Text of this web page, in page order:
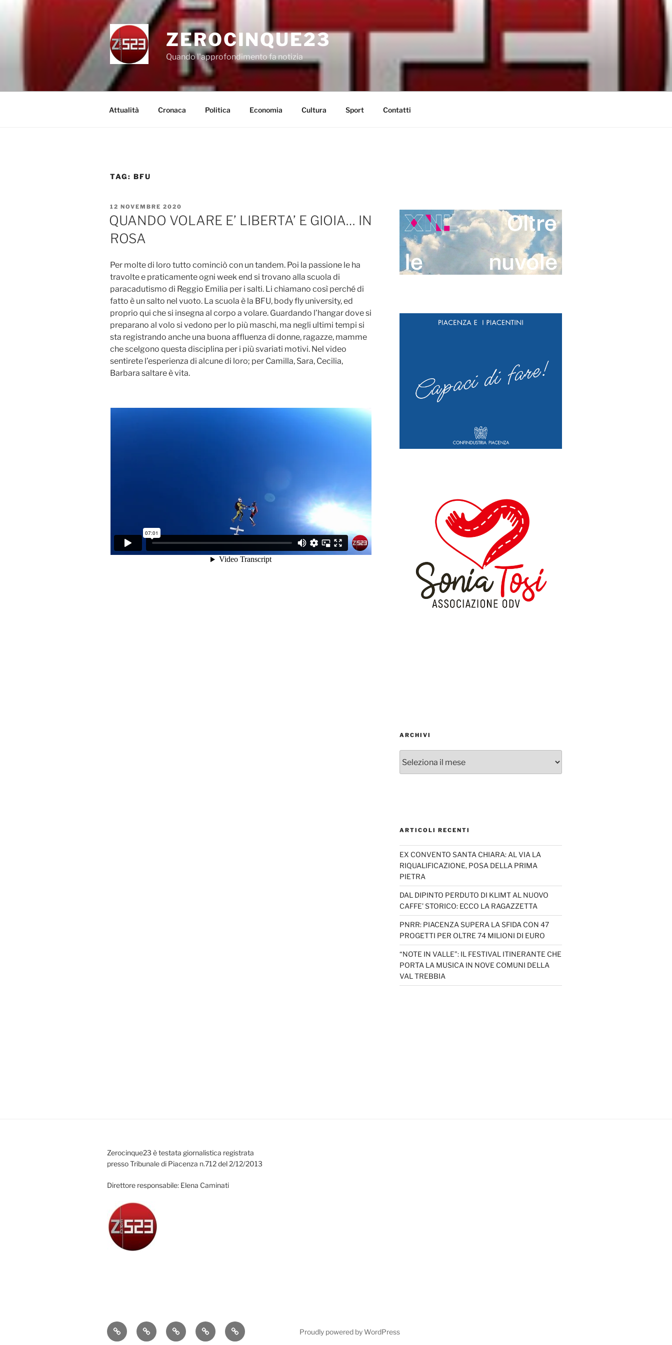
ZEROCINQUE23
Quando l'approfondimento fa notizia
Attualità Cronaca Politica Economia Cultura Sport Contatti
TAG: BFU
PUBBLICATO
IL
12 NOVEMBRE 2020
QUANDO VOLARE E’ LIBERTA’ E GIOIA… IN
ROSA
Per molte di loro tutto cominciò con un tandem. Poi la passione le ha
travolte e praticamente ogni week end si trovano alla scuola di
paracadutismo di Reggio Emilia per i salti. Li chiamano così perché di
fatto è un salto nel vuoto. La scuola è la BFU, body fly university, ed
proprio qui che si insegna al corpo a volare. Guardando l’hangar dove si
preparano al volo si vedono per lo più maschi, ma negli ultimi tempi si
sta registrando anche una buona affluenza di donne, ragazze, mamme
che scelgono questa disciplina per i più svariati motivi. Nel video
sentirete l’esperienza di alcune di loro; per Camilla, Sara, Cecilia,
Barbara saltare è vita.
ARCHIVI
ARTICOLI RECENTI
EX CONVENTO SANTA CHIARA: AL VIA LA
RIQUALIFICAZIONE, POSA DELLA PRIMA
PIETRA
DAL DIPINTO PERDUTO DI KLIMT AL NUOVO
CAFFE’ STORICO: ECCO LA RAGAZZETTA
PNRR: PIACENZA SUPERA LA SFIDA CON 47
PROGETTI PER OLTRE 74 MILIONI DI EURO
“NOTE IN VALLE”: IL FESTIVAL ITINERANTE CHE
PORTA LA MUSICA IN NOVE COMUNI DELLA
VAL TREBBIA
Zerocinque23 è testata giornalistica registrata
presso Tribunale di Piacenza n.712 del 2/12/2013
Direttore responsabile: Elena Caminati
AttualitàCronacaPolitica EconomiaCultura Proudly powered by WordPress